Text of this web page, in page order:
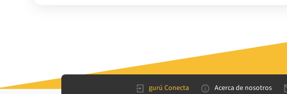
gurú Conecta Acerca de nosotros